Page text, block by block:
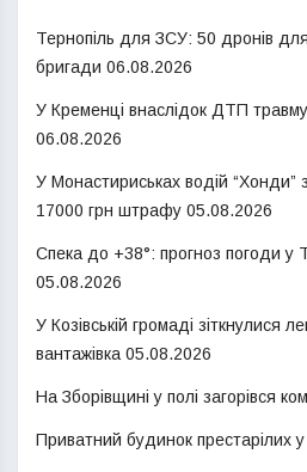
Тернопіль для ЗСУ: 50 дронів для
бригади 06.08.2026
У Кременці внаслідок ДТП
06.08.2026
У Монастириськах водій “Хонди”
17000 грн штрафу 05.08.2026
Спека до +38°: прогноз погоди у
05.08.2026
У Козівській громаді зіткнулися
вантажівка 05.08.2026
На Зборівщині у полі загорівся
Приватний будинок престарілих у